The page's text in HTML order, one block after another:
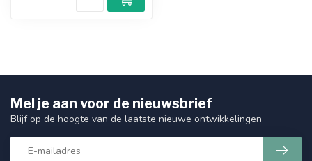
Mel je aan voor de nieuwsbrief
Blijf op de hoogte van de laatste nieuwe ontwikkelingen